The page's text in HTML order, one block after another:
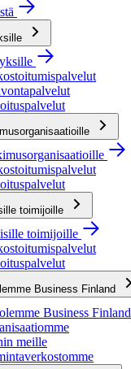
toimijoille
toimijoille
Business Finland
Business Finland
meille